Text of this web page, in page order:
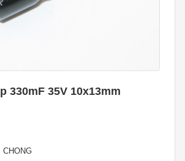
330mF 35V 10x13mm
CHONG